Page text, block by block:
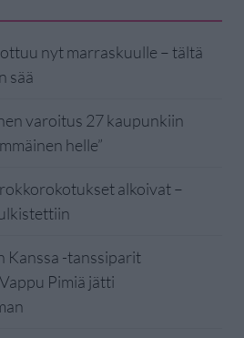
nyt marraskuulle – tältä
sää
varoitus 27 kaupunkiin
helle”
alkoivat –
Kanssa -tanssiparit
Pimiä jätti